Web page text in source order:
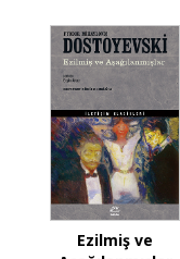
Ezilmiş ve